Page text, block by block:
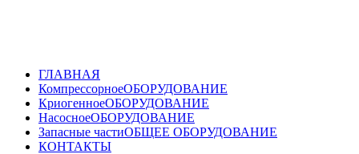
ГЛАВНАЯ
КомпрессорноеОБОРУДОВАНИЕ
КриогенноеОБОРУДОВАНИЕ
НасосноеОБОРУДОВАНИЕ
Запасные частиОБЩЕЕ ОБОРУДОВАНИЕ
КОНТАКТЫ